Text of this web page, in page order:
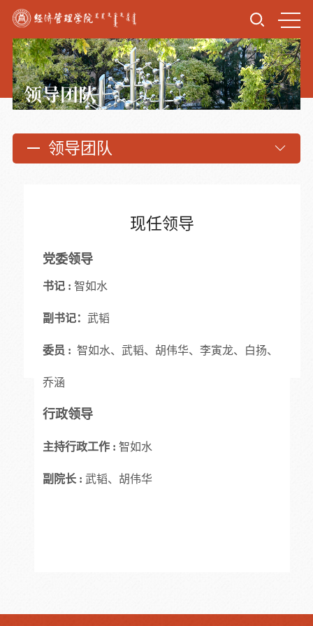
领导团队
领导团队
现任领导
党委领导
书记 :智如水
副书记：武韬
委员 : 智如水、武韬、 胡伟华、李寅龙、白扬、
乔涵
行政领导
主持行政工作 :智如水
副院长 : 武韬、 胡伟华